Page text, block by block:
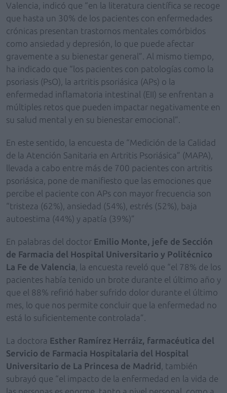
Valencia, indicó que “en la literatura científica se recoge
que hasta un 30% de los pacientes con enfermedades
crónicas presentan trastornos mentales comórbidos
como ansiedad y depresión, lo que puede afectar
gravemente a su bienestar general”. Al mismo tiempo,
ha indicado que “los pacientes con patologías como la
psoriasis (PsO), la artritis psoriásica (APs) o la
enfermedad inflamatoria intestinal (EII) se enfrentan a
múltiples retos que pueden impactar negativamente en
su salud mental y en su bienestar emocional”.
En este sentido, la encuesta de “Medición de la Calidad
de la Atención Sanitaria en Artritis Psoriásica” (MAPA),
llevada a cabo entre más de 700 pacientes con artritis
psoriásica, pone de manifiesto que las emociones que
percibe el paciente con APs con mayor frecuencia son
“tristeza (62%), ansiedad (54%), estrés (52%), baja
autoestima (44%) y apatía (39%)”
En palabras del doctor Emilio Monte, jefe de Sección
de Farmacia del Hospital Universitario y Politécnico
La Fe de Valencia , la encuesta reveló que “el 78% de los
pacientes había tenido un brote durante el último año y
que el 88% refirió haber sufrido dolor durante el último
mes, lo que nos permite concluir que la enfermedad no
está lo suficientemente controlada”.
La doctora Esther Ramírez Herráiz, farmacéutica del
Servicio de Farmacia Hospitalaria del Hospital
Universitario de La Princesa de Madrid , también
subrayó que “el impacto de la enfermedad en la vida de